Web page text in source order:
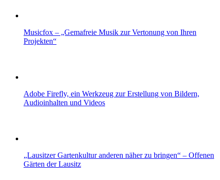
Musicfox – „Gemafreie Musik zur Vertonung von Ihren
Projekten“
Adobe Firefly, ein Werkzeug zur Erstellung von Bildern,
Audioinhalten und Videos
„Lausitzer Gartenkultur anderen näher zu bringen“ – Offenen
Gärten der Lausitz